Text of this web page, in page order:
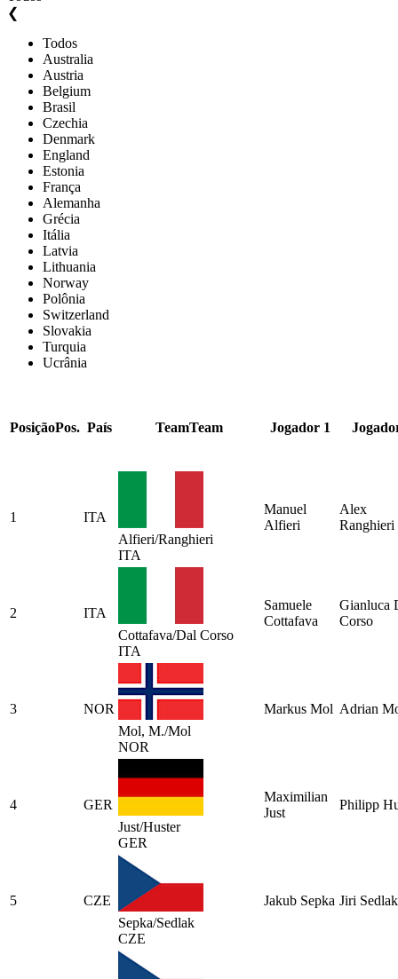
❮
Todos
Australia
Austria
Belgium
Brasil
Czechia
Denmark
England
Estonia
França
Alemanha
Grécia
Itália
Latvia
Lithuania
Norway
Polônia
Switzerland
Slovakia
Turquia
Ucrânia
PosiçãoPos. País TeamTeam Jogador 1
1
ITA
Alfieri/Ranghieri
ITA
Manuel
Alfieri
Alex
Ranghieri
2
ITA
Cottafava/Dal Corso
ITA
Samuele
Cottafava
Gianluca
Corso
3
NOR
Mol, M./Mol
NOR
Markus Mol Adrian
4
GER
Just/Huster
GER
Maximilian
Just
Philipp
5
CZE
Sepka/Sedlak
CZE
Jakub Sepka Jiri Sedlak